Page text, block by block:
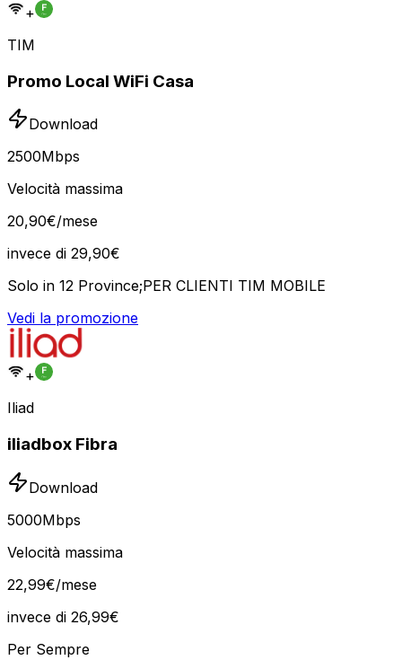
+
TIM
Promo Local WiFi Casa
Download
2500Mbps
Velocità massima
20,90€/mese
invece di 29,90€
Solo in 12 Province;PER CLIENTI TIM MOBILE
Vedi la promozione
+
Iliad
iliadbox Fibra
Download
5000Mbps
Velocità massima
22,99€/mese
invece di 26,99€
Per Sempre